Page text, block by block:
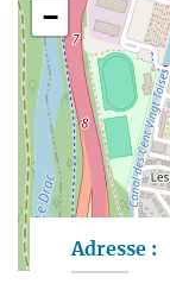
−
Adresse :